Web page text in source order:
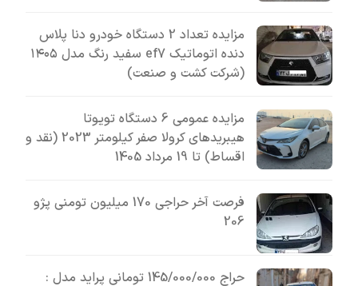
مزایده تعداد 2 دستگاه خودرو دنا پلاس
دنده اتوماتیک ef7 سفید رنگ مدل ۱۴۰۵
(شرکت کشت و صنعت)
مزایده عمومی 6 دستگاه تویوتا
هیبریدهای کرولا صفر کیلومتر 2023 (نقد و
اقساط) تا 19 مرداد 1405
فرصت آخر حراجی 170 میلیون تومنی پژو
206
حراج 145/000/000 تومانی پراید مدل :